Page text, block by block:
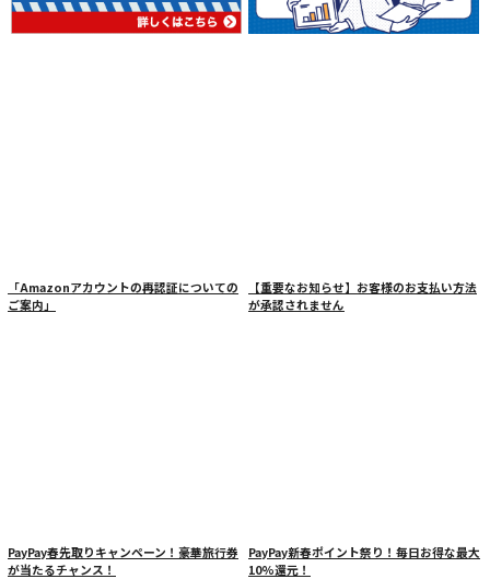
「Amazonアカウントの再認証についての
ご案内」
【重要なお知らせ】お客様のお支払い方法
が承認されません
PayPay春先取りキャンペーン！豪華旅行券
が当たるチャンス！
PayPay新春ポイント祭り！毎日お得な最大
10%還元！